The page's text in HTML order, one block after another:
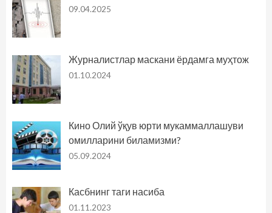
09.04.2025
Журналистлар маскани ёрдамга муҳтож
01.10.2024
Кино Олий ўқув юрти мукаммаллашуви
омилларини биламизми?
05.09.2024
Касбнинг таги насиба
01.11.2023